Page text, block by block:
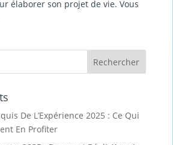
élaborer son projet de vie. Vous
De L’Expérience 2025 : Ce Qui
En Profiter